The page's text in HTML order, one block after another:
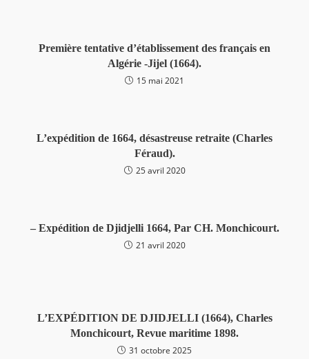
Première tentative d’établissement des français en
Algérie -Jijel (1664).
15 mai 2021
L’expédition de 1664, désastreuse retraite (Charles
Féraud).
25 avril 2020
– Expédition de Djidjelli 1664, Par CH. Monchicourt.
21 avril 2020
L’EXPÉDITION DE DJIDJELLI (1664), Charles
Monchicourt, Revue maritime 1898.
31 octobre 2025